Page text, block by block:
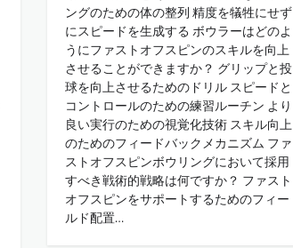
ングのための体の整列 精度を犠牲にせず
にスピードを生成する ボウラーはどのよ
うにファストオフスピンのスキルを向上
させることができますか？ グリップと投
球を向上させるためのドリル スピードと
コントロールのための練習ルーチン より
良い実行のための視覚化技術 スキル向上
のためのフィードバックメカニズム ファ
ストオフスピンボウリングにおいて採用
すべき戦術的戦略は何ですか？ ファスト
オフスピンをサポートするためのフィー
ルド配置…